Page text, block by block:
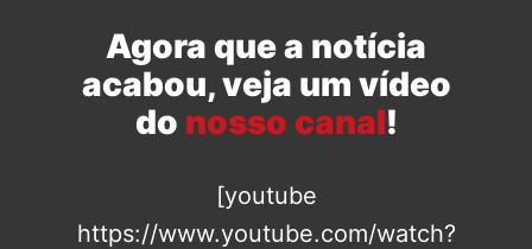
Agora que a notícia
acabou, veja um vídeo
do nosso canal!
[youtube
https://www.youtube.com/watch?